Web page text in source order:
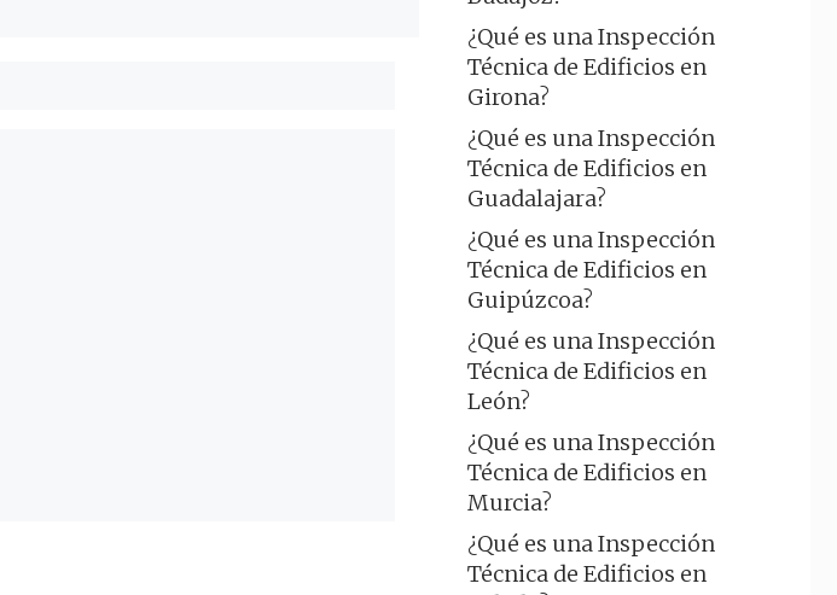
¿Qué es una Inspección
Técnica de Edificios en
Girona?
¿Qué es una Inspección
Técnica de Edificios en
Guadalajara?
¿Qué es una Inspección
Técnica de Edificios en
Guipúzcoa?
¿Qué es una Inspección
Técnica de Edificios en
León?
¿Qué es una Inspección
Técnica de Edificios en
Murcia?
¿Qué es una Inspección
Técnica de Edificios en